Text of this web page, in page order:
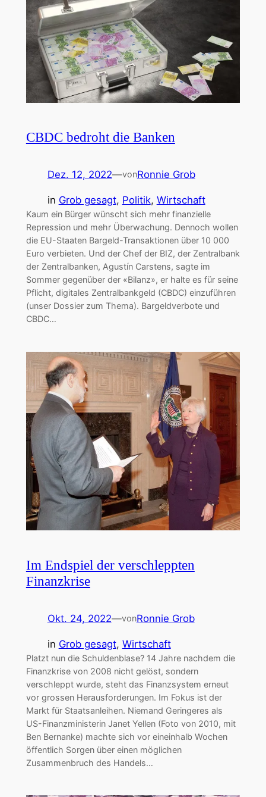
CBDC bedroht die Banken
Dez. 12, 2022—vonRonnie Grob
in Grob gesagt, Politik, Wirtschaft
Kaum ein Bürger wünscht sich mehr finanzielle
Repression und mehr Überwachung. Dennoch wollen
die EU-Staaten Bargeld-Transaktionen über 10 000
Euro verbieten. Und der Chef der BIZ, der Zentralbank
der Zentralbanken, Agustín Carstens, sagte im
Sommer gegenüber der «Bilanz», er halte es für seine
Pflicht, digitales Zentralbankgeld (CBDC) einzuführen
(unser Dossier zum Thema). Bargeldverbote und
CBDC…
Im Endspiel der verschleppten
Finanzkrise
Okt. 24, 2022—vonRonnie Grob
in Grob gesagt, Wirtschaft
Platzt nun die Schuldenblase? 14 Jahre nachdem die
Finanzkrise von 2008 nicht gelöst, sondern
verschleppt wurde, steht das Finanzsystem erneut
vor grossen Herausforderungen. Im Fokus ist der
Markt für Staatsanleihen. Niemand Geringeres als
US-Finanzministerin Janet Yellen (Foto von 2010, mit
Ben Bernanke) machte sich vor eineinhalb Wochen
öffentlich Sorgen über einen möglichen
Zusammenbruch des Handels…